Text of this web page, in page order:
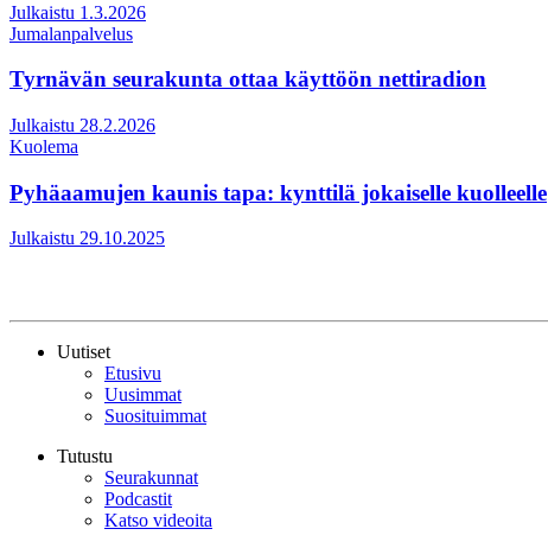
Julkaistu 1.3.2026
Jumalanpalvelus
Tyrnävän seurakunta ottaa käyttöön nettiradion
Julkaistu 28.2.2026
Kuolema
Pyhäaamujen kaunis tapa: kynttilä jokaiselle kuolleelle
Julkaistu 29.10.2025
Uutiset
Etusivu
Uusimmat
Suosituimmat
Tutustu
Seurakunnat
Podcastit
Katso videoita